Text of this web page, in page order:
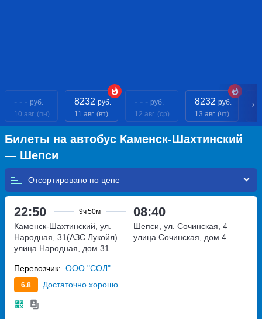
- - - руб.
10 авг. (пн)
8232 руб.
11 авг. (вт)
- - - руб.
12 авг. (ср)
8232 руб.
13 авг. (чт)
Билеты на автобус Каменск-Шахтинский
— Шепси
Отсортировано по
22:50 9ч50м 08:40
Каменск-Шахтинский, ул.
Народная, 31(АЗС Лукойл)
улица Народная, дом 31
Шепси, ул. Сочинская, 4
улица Сочинская, дом 4
6.8 Достаточно хорошо
Перевозчик: ООО "СОЛ"